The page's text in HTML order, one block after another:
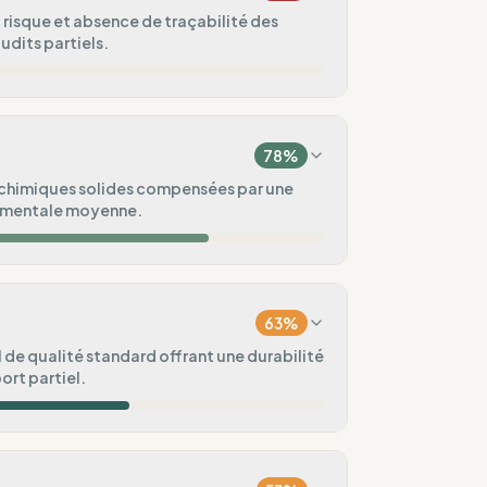
risque et absence de traçabilité des
partiels.
78%
solides compensées par une
moyenne.
100 %
63%
qualité standard offrant une durabilité
partiel.